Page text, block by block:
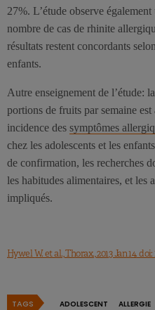
27%. L’étude observe
nombre de cas de rhinite
résultats restent concordants
enfants.
Autre enseignement de l’étude:
portions de fruits par semaine
incidence des symptômes
chez les adolescents et les
de confirmation, les recherches
les habitudes alimentaires, et les
impliqués.
Hywel W. et al., Thorax., 2013 Jan 14.
TAGS ADOLESCENT ALLERGIE